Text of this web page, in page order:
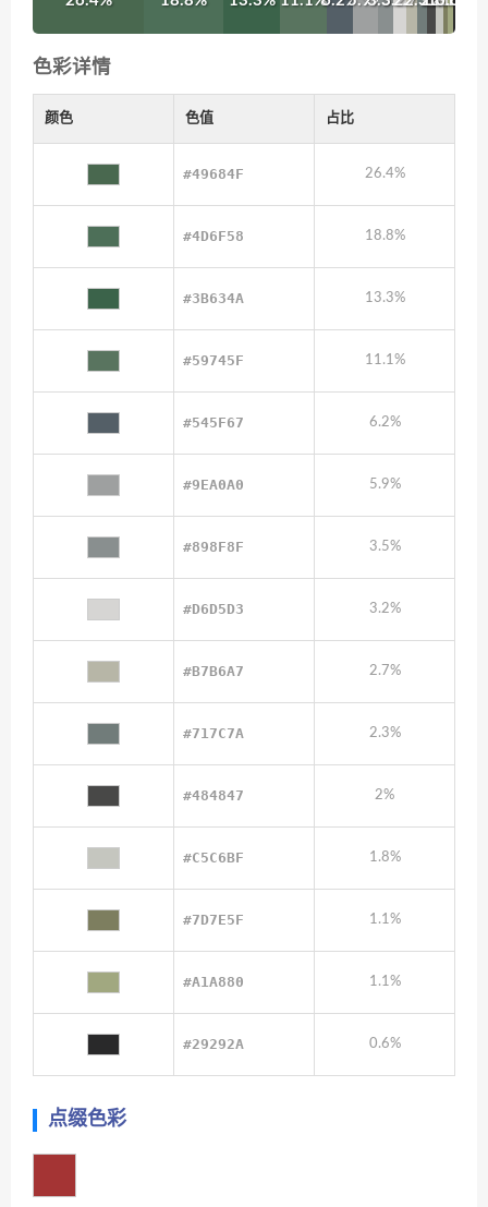
色彩详情
颜色 色值 占比
#49684F 26.4%
#4D6F58 18.8%
#3B634A 13.3%
#59745F 11.1%
#545F67 6.2%
#9EA0A0 5.9%
#898F8F 3.5%
#D6D5D3 3.2%
#B7B6A7 2.7%
#717C7A 2.3%
#484847 2%
#C5C6BF 1.8%
#7D7E5F 1.1%
#A1A880 1.1%
#29292A 0.6%
点缀色彩